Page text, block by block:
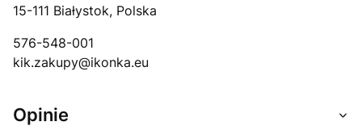
15-111 Białystok, Polska
576-548-001
kik.zakupy@ikonka.eu
Opinie